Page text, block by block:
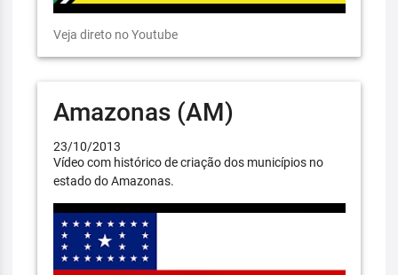
Veja direto no Youtube
Amazonas (AM)
23/10/2013
Vídeo com histórico de criação dos municípios no
estado do Amazonas.